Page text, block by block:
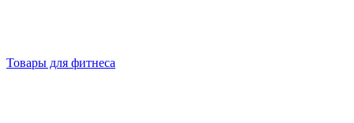
Товары для фитнеса